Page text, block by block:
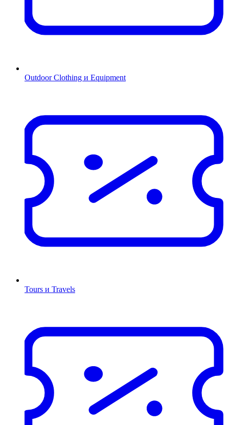
Outdoor Clothing и Equipment
Tours и Travels